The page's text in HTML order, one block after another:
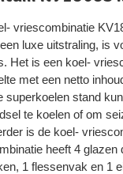
vriescombinatie
luxe uitstraling, is
Het is een koel-
met een netto
superkoelen stand
te koelen of om
is de koel-
heeft 4
1 flessenvak en 1